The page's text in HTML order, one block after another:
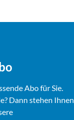
Abo für Sie.
Dann stehen Ihnen